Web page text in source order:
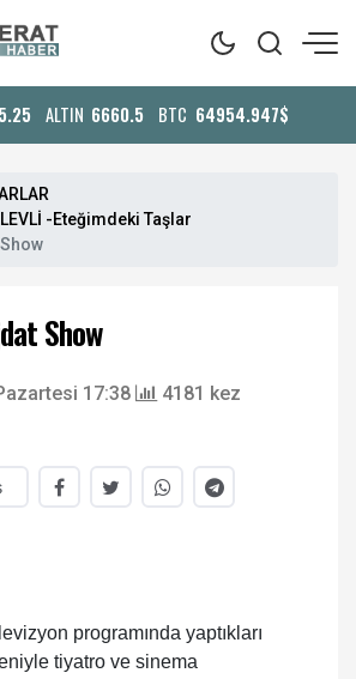
ALTIN 6660.5 BTC 64954.947$
-Eteğimdeki Taşlar
Show
17:38
4181 kez
programında yaptıkları
tiyatro ve sinema